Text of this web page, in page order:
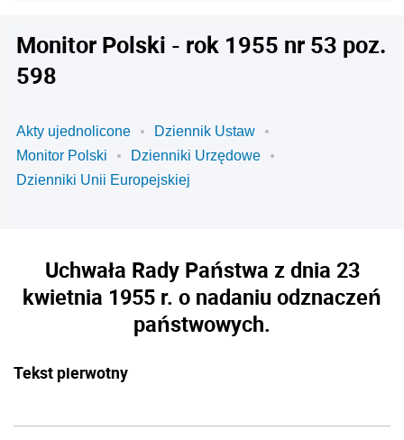
Monitor Polski - rok 1955 nr 53 poz.
598
Akty ujednolicone
Dziennik Ustaw
Monitor Polski
Dzienniki Urzędowe
Dzienniki Unii Europejskiej
Uchwała Rady Państwa z dnia 23
kwietnia 1955 r. o nadaniu odznaczeń
państwowych.
Tekst pierwotny